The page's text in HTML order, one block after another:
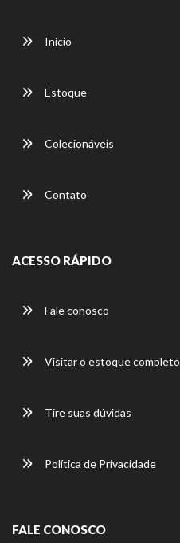
Início
Estoque
Colecionáveis
Contato
ACESSO RÁPIDO
Fale conosco
Visitar o estoque completo
Tire suas dúvidas
Política de Privacidade
FALE CONOSCO